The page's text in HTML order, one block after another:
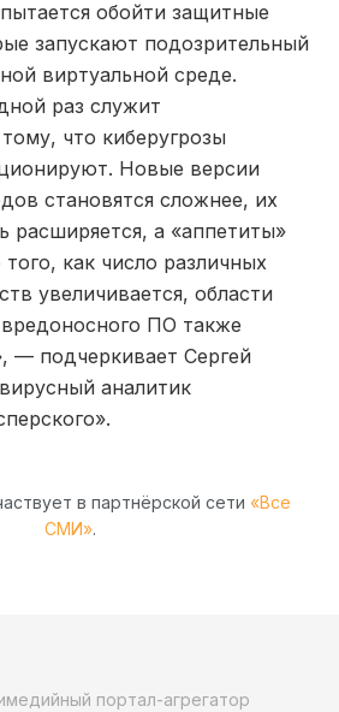
обойти защитные
запускают подозрительный
виртуальной среде.
раз служит
что киберугрозы
Новые версии
становятся сложнее, их
расширяется, а «аппетиты»
как число различных
увеличивается, области
ПО также
— подчеркивает Сергей
аналитик
в партнёрской сети «Все
СМИ».
портал-агрегатор